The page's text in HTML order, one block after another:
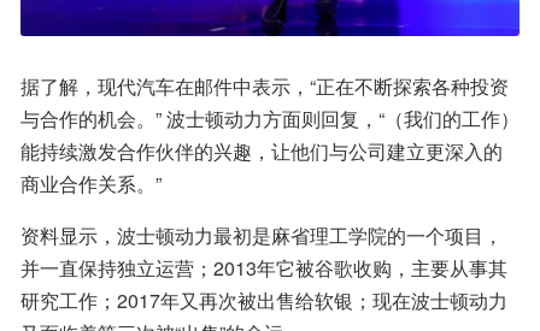
据了解，现代汽车在邮件中表示，“正在不断探索各种投资
与合作的机会。” 波士顿动力方面则回复，“（我们的工作）
能持续激发合作伙伴的兴趣，让他们与公司建立更深入的
商业合作关系。”
资料显示，波士顿动力最初是麻省理工学院的一个项目，
并一直保持独立运营；2013年它被谷歌收购，主要从事其
研究工作；2017年又再次被出售给软银；现在波士顿动力